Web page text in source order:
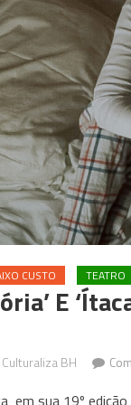
CUSTO TEATRO
E
BH
em sua 19º